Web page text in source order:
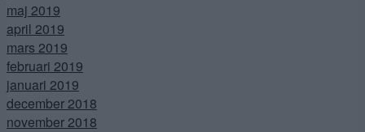
maj 2019
april 2019
mars 2019
februari 2019
januari 2019
december 2018
november 2018